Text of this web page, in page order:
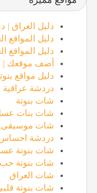
دليل العراق |
دليل المواقع
دليل المواقع
أضف موقعك |
دليل مواقع
دردشة عراقية
شات بنوتة
شات بنات
شات موسيقى
دردشة
شات بنوتة
شات بنوتة حب
شات العراق
شات بنوتة